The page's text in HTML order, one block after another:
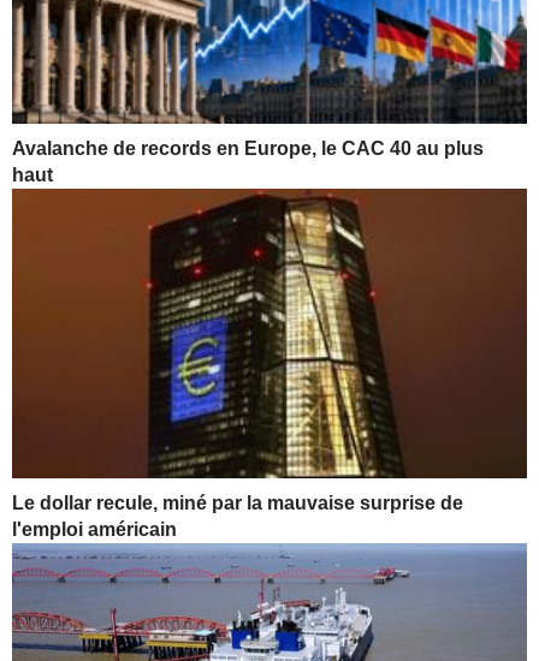
Avalanche de records en Europe, le CAC 40 au plus
haut
Le dollar recule, miné par la mauvaise surprise de
l'emploi américain